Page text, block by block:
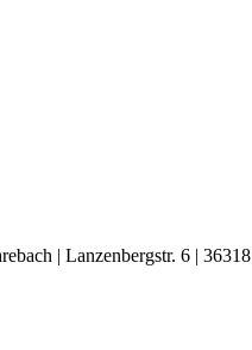
| Lanzenbergstr. 6 |